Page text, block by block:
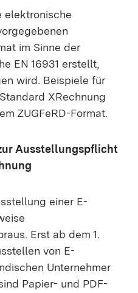
elektronische
im Sinne der
EN 16931 erstellt,
wird. Beispiele für
XRechnung
ZUGFeRD-Format.
Ausstellungspflicht
einer E-
Erst ab dem 1.
von E-
Unternehmer
Papier- und PDF-